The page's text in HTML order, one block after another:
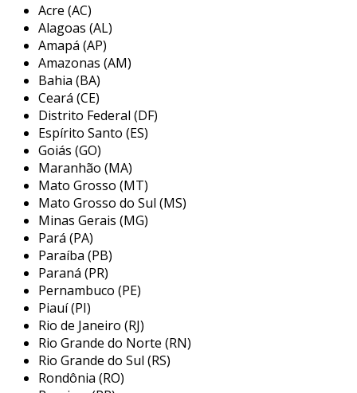
porcentagem de carbono confere ao material
uma combinação ideal de dureza, ductilidade e
resistência. além disso, é uma liga de baixo
carbono, o que facilita seu processamento e
usinagem.
suas propriedades básicas incluem:
densidade
limite de escoamento
360 mpa.
resistência à tração
mpa a 510 mpa.
essas propriedades tornam a chapa sae 1020
uma escolha popular para diversas aplicações.
principais benefícios
existem várias vantagens em optar pela chapa
sae 1020 para projetos industriais. entre os
Acre (AC)
Alagoas (AL)
Amapá (AP)
Amazonas (AM)
Bahia (BA)
Ceará (CE)
Distrito Federal (DF)
Espírito Santo (ES)
Goiás (GO)
Maranhão (MA)
Mato Grosso (MT)
Mato Grosso do Sul (MS)
Minas Gerais (MG)
Pará (PA)
Paraíba (PB)
Paraná (PR)
Pernambuco (PE)
Piauí (PI)
Rio de Janeiro (RJ)
Rio Grande do Norte (RN)
Rio Grande do Sul (RS)
Rondônia (RO)